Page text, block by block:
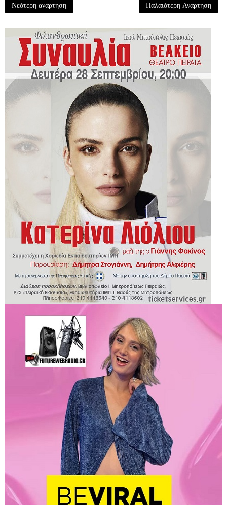
Νεότερη ανάρτηση Παλαιότερη Ανάρτηση